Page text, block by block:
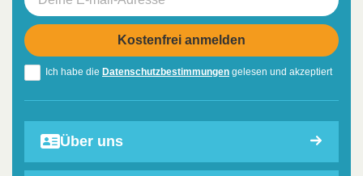
Ich habe die Datenschutzbestimmungen gelesen und akzeptiert
Über uns